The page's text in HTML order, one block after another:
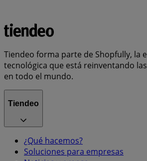
Tiendeo forma parte de Shopfully, la
tecnológica que está reinventando
en todo el mundo.
Tiendeo
¿Qué hacemos?
Soluciones para empresas